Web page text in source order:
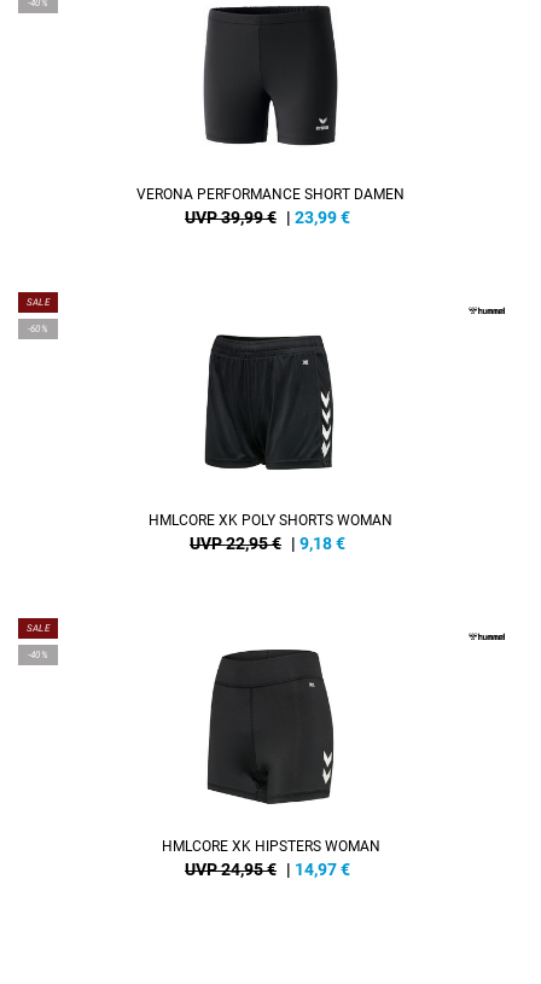
-40%
VERONA PERFORMANCE SHORT DAMEN
UVP 39,99 € | 23,99€
SALE
-60%
HMLCORE XK POLY SHORTS WOMAN
UVP 22,95 € | 9,18€
SALE
-40%
HMLCORE XK HIPSTERS WOMAN
UVP 24,95 € | 14,97€